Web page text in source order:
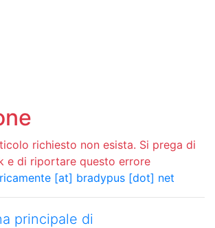
richiesto non esista. Si prega di
e di riportare questo errore
[at] bradypus [dot] net
principale di